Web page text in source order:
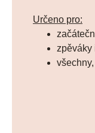
Určeno pro:
zpěváky